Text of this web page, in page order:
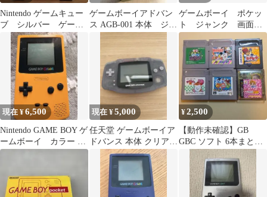
Nintendo ゲームキュー
ブ シルバー ゲーム
ボーイプレーヤー ジ
ャンク
ゲームボーイアドバン
ス AGB-001 本体 ジャ
ゲームボーイ ポケッ
ト ジャンク 画面焼
け
現在 ¥6,500
Nintendo GAME BOY ゲ
ームボーイ カラー イ
エロー 本体
現在 ¥5,000
任天堂 ゲームボーイア
ドバンス 本体 クリア
動作無確認
¥2,500
【動作未確認】GB
GBC ソフト 6本まとめ
売り ポケットモンスタ
ー緑 他